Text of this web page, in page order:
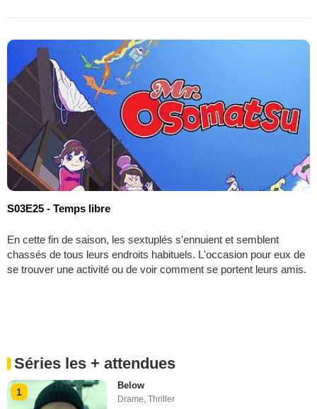
S03E25 - Temps libre
En cette fin de saison, les sextuplés s'ennuient et semblent
chassés de tous leurs endroits habituels. L'occasion pour eux de
se trouver une activité ou de voir comment se portent leurs amis.
Séries les + attendues
1
Below
Drame,Thriller